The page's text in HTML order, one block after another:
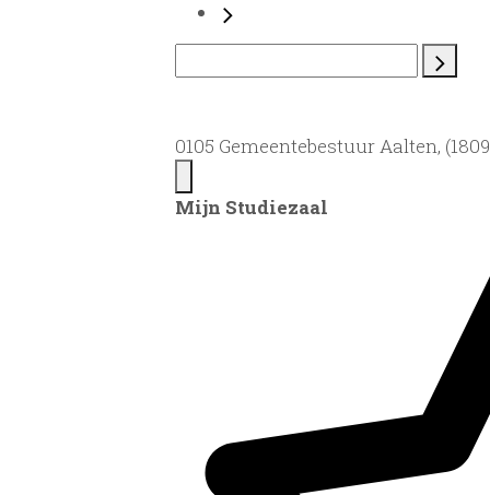
0105 Gemeentebestuur Aalten,
Mijn Studiezaal